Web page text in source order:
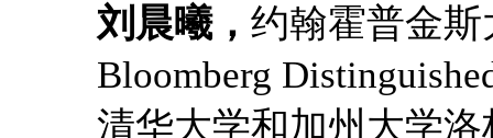
刘晨曦， 约翰霍普金
Bloomberg
清华大学和加州大学